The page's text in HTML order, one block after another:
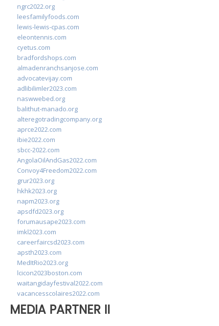
ngrc2022.org
leesfamilyfoods.com
lewis-lewis-cpas.com
eleontennis.com
cyetus.com
bradfordshops.com
almadenranchsanjose.com
advocatevijay.com
adlibilimler2023.com
naswwebed.org
balithut-manado.org
alteregotradingcompany.org
aprce2022.com
ibie2022.com
sbcc-2022.com
AngolaOilAndGas2022.com
Convoy4Freedom2022.com
grur2023.org
hkhk2023.org
napm2023.org
apsdfd2023.org
forumausape2023.com
imkl2023.com
careerfaircsd2023.com
apsth2023.com
MedItRio2023.org
lcicon2023boston.com
waitangidayfestival2022.com
vacancesscolaires2022.com
MEDIA PARTNER II